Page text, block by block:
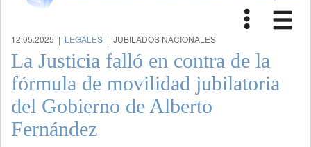
Toggle
12.05.2025 | LEGALES | JUBILADOS NACIONALES
La Justicia falló en contra de la
fórmula de movilidad jubilatoria
del Gobierno de Alberto
Fernández